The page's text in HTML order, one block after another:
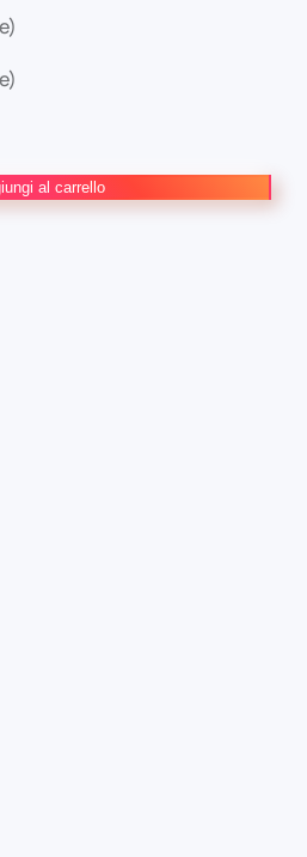
al carrello